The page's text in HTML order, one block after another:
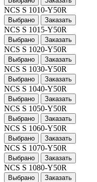
NCS S 1010-Y50R
Выбрано Заказать
NCS S 1015-Y50R
Выбрано Заказать
NCS S 1020-Y50R
Выбрано Заказать
NCS S 1030-Y50R
Выбрано Заказать
NCS S 1040-Y50R
Выбрано Заказать
NCS S 1050-Y50R
Выбрано Заказать
NCS S 1060-Y50R
Выбрано Заказать
NCS S 1070-Y50R
Выбрано Заказать
NCS S 1080-Y50R
Выбрано Заказать